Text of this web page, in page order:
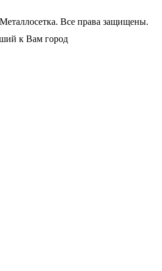
Все права защищены.
к Вам город